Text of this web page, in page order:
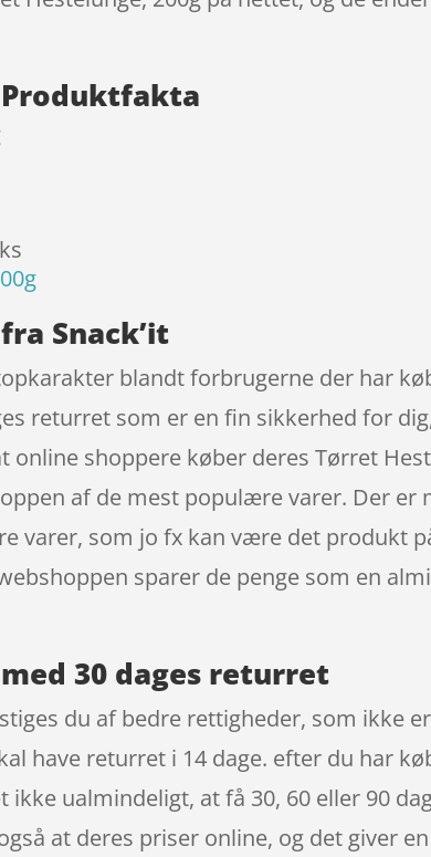
Produktfakta
Snack’it
blandt forbrugerne der har
returret som er en fin sikkerhed for
online shoppere køber deres Tørret
af de mest populære varer. Der er
varer, som jo fx kan være det produkt
sparer de penge som en
30 dages returret
du af bedre rettigheder, som ikke
have returret i 14 dage. efter du har
ualmindeligt, at få 30, 60 eller 90
at deres priser online, og det giver